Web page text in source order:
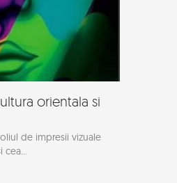
orientala si
de impresii vizuale
cea...